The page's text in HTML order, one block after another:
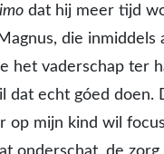
dat hij meer tijd
die inmiddels
het vaderschap ter
dat echt góed doen.
op mijn kind wil
onderschat, de